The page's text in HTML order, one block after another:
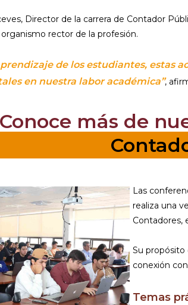
Director de la carrera de Contador
rector de la profesión.
de los estudiantes, estas
en nuestra labor académica”,
más de
Las
realiza una
Contadores,
Su
conexión
Temas